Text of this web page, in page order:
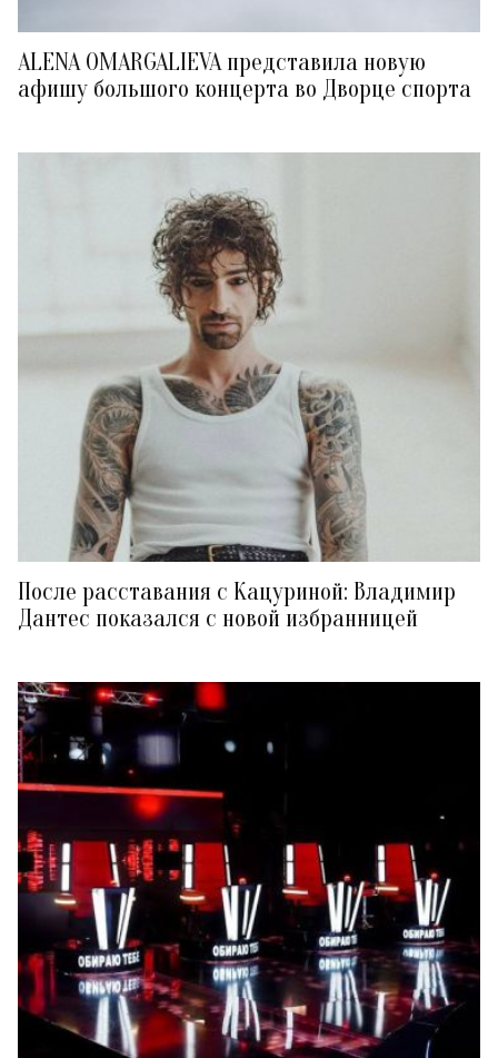
ALENA OMARGALIEVA представила новую
афишу большого концерта во Дворце спорта
После расставания с Кацуриной: Владимир
Дантес показался с новой избранницей